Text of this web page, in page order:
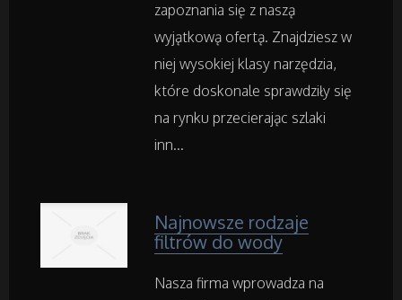
Weterynaryjne, Hodowla Zwierząt
Sprzątanie, Porządkowanie
Serwis
Inne Usługi
Noclegi
zapoznania się z naszą
wyjątkową ofertą. Znajdziesz w
niej wysokiej klasy narzędzia,
które doskonale sprawdziły się
na rynku przecierając szlaki
inn...
Najnowsze rodzaje
filtrów do wody
Nasza firma wprowadza na